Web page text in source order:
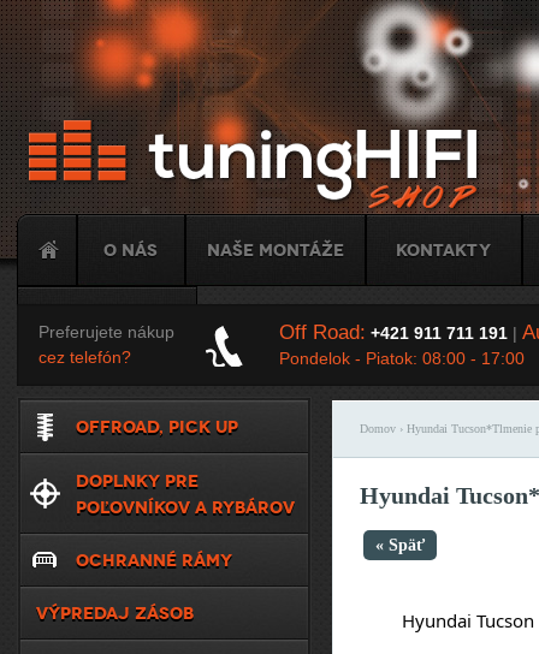
O nás Naše montáže Kontakty
Tuning
Preferujete nákup
cez telefón?
Off Road: +421 911 711 191|
Pondelok - Piatok: 08:00 - 17:00
Domov› Hyundai Tucson*Tlmenie
Hyundai
« Späť
	Hyundai Tucson
OFFROAD, PICK UP
DOPLNKY PRE
POĽOVNÍKOV A RYBÁROV
OCHRANNÉ RÁMY
VÝPREDAJ ZÁSOB